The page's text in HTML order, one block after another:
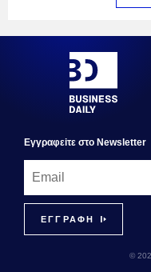
Εγγραφεiτε στο Newsletter
©